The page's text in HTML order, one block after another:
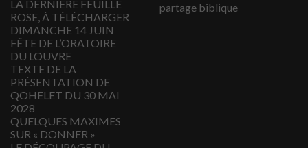
LA DERNIÈRE FEUILLE
ROSE, À TÉLÉCHARGER
DIMANCHE 14 JUIN
FÊTE DE L’ORATOIRE
DU LOUVRE
TEXTE DE LA
PRÉSENTATION DE
QOHELET DU 30 MAI
2028
QUELQUES MAXIMES
SUR « DONNER »
partage biblique